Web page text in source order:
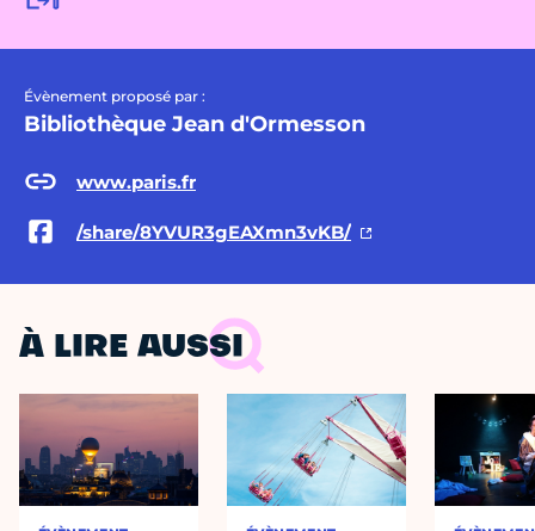
Évènement proposé par :
Bibliothèque Jean d'Ormesson
www.paris.fr
/share/8YVUR3gEAXmn3vKB/
À LIRE AUSSI